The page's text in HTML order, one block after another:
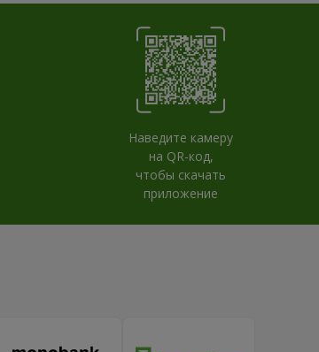
Наведите камеру
на QR-код,
чтобы скачать
приложение